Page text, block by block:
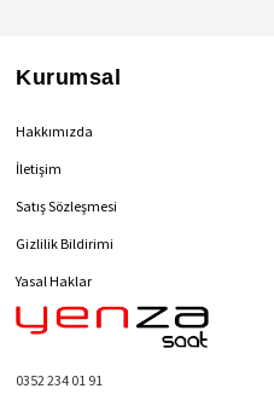
Kurumsal
Hakkımızda
İletişim
Satış Sözleşmesi
Gizlilik Bildirimi
Yasal Haklar
0352 234 01 91